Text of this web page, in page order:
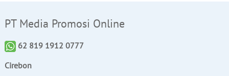
PT Media Promosi Online
62 819 1912 0777
Cirebon